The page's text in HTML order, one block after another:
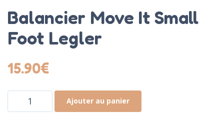
Balancier Move It Small
Foot Legler
15.90€
Ajouter au panier